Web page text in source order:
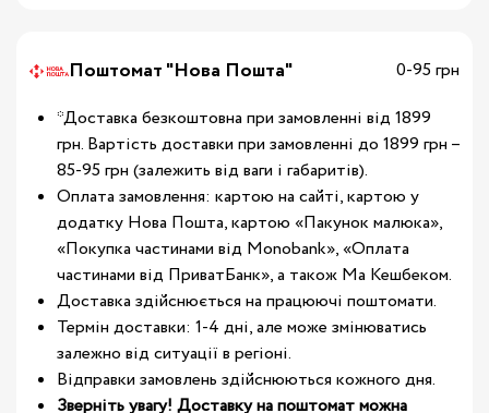
Поштомат "Нова Пошта"
0-95 грн
*Доставка безкоштовна при замовленні від 1899
грн. Вартість доставки при замовленні до 1899 грн –
85-95 грн (залежить від ваги і габаритів).
Оплата замовлення: картою на сайті, картою у
додатку Нова Пошта, картою «Пакунок малюка»,
«Покупка частинами від Monobank», «Оплата
частинами від ПриватБанк», а також Ма Кешбеком.
Доставка здійснюється на працюючі поштомати.
Термін доставки: 1-4 дні, але може змінюватись
залежно від ситуації в регіоні.
Відправки замовлень здійснюються кожного дня.
Зверніть увагу! Доставку на поштомат можна